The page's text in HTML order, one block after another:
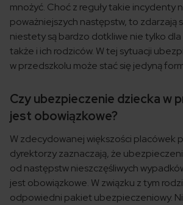
mnożyć. Choć z reguły takie incydenty
poważniejszych następstw, to zdarzają
niestety są bardzo dotkliwe nie tylko dla
także i ich rodziców. W tej sytuacji
w przedszkolu może stać się jedyną
Czy ubezpieczenie dziecka w
jest obowiązkowe?
W zdecydowanej większości placówek
dyrektorzy zaznaczają, że
od następstw nieszczęśliwych
jest obowiązkowe. W związku z tym
odpowiedni pakiet ubezpieczeniowy.